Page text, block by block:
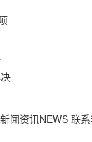
新闻资讯NEWS 联